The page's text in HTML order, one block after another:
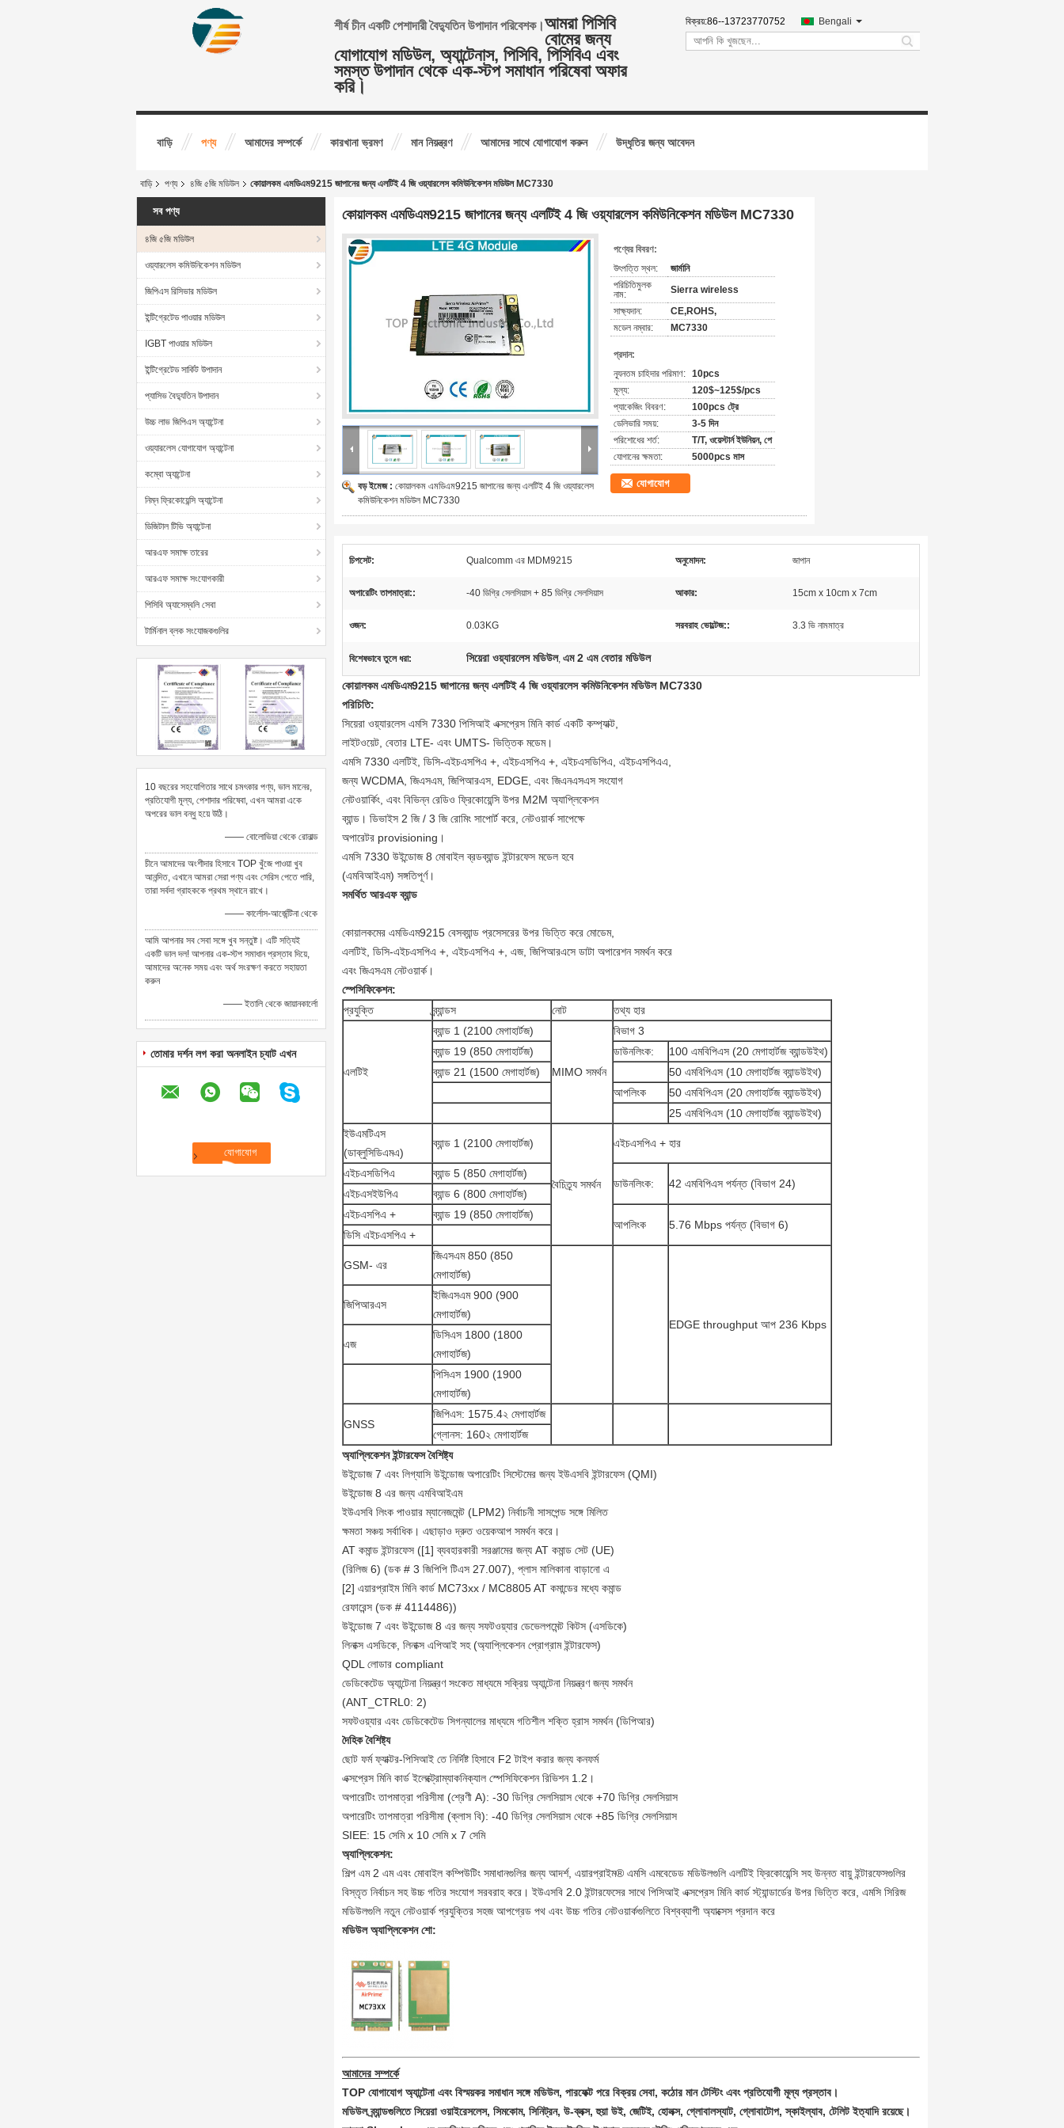
শীর্ষ চীন একটি পেশাদারী বৈদ্যুতিন উপাদান পরিবেশক।আমরা পিসিবি
বোমের জন্য
যোগাযোগ মডিউল, অ্যান্টেনাস, পিসিবি, পিসিবিএ এবং
সমস্ত উপাদান থেকে এক-স্টপ সমাধান পরিষেবা অফার
করি।
বিক্রয়:86--13723770752 Bengali
search
বাড়ি পণ্য আমাদের সম্পর্কে কারখানা ভ্রমণ মান নিয়ন্ত্রণ আমাদের সাথে যোগাযোগ করুন উদ্ধৃতির জন্য আবেদন
বাড়ি পণ্য ৪জি ৫জি মডিউল কোয়ালকম এমডিএম9215 জাপানের জন্য এলটিই 4 জি ওয়্যারলেস কমিউনিকেশন মডিউল MC7330
সব পণ্য
৪জি ৫জি মডিউল
ওয়্যারলেস কমিউনিকেশন মডিউল
জিপিএস রিসিভার মডিউল
ইন্টিগ্রেটেড পাওয়ার মডিউল
IGBT পাওয়ার মডিউল
ইন্টিগ্রেটেড সার্কিট উপাদান
প্যাসিভ বৈদ্যুতিন উপাদান
উচ্চ লাভ জিপিএস অ্যান্টেনা
ওয়্যারলেস যোগাযোগ অ্যান্টেনা
কম্বো অ্যান্টেনা
নিম্ন ফ্রিকোয়েন্সি অ্যান্টেনা
ডিজিটাল টিভি অ্যান্টেনা
আরএফ সমাক্ষ তারের
আরএফ সমাক্ষ সংযোগকারী
পিসিবি অ্যাসেম্বলি সেবা
টার্মিনাল ব্লক সংযোজকগুলির
10 বছরের সহযোগিতার সাথে চমৎকার পণ্য, ভাল মানের,
প্রতিযোগী মূল্য, পেশাদার পরিষেবা, এখন আমরা একে
অপরের ভাল বন্ধু হয়ে উঠি।
—— বোলোভিয়া থেকে রোনাল্ড
চীনে আমাদের অংশীদার হিসাবে TOP খুঁজে পাওয়া খুব
আনন্দিত, এখানে আমরা সেরা পণ্য এবং সেরিস পেতে পারি,
তারা সর্বদা গ্রাহককে প্রথম স্থানে রাখে।
—— কার্লোস-আর্জেন্টিনা থেকে
আমি আপনার সব সেবা সঙ্গে খুব সন্তুষ্ট। এটি সত্যিই
একটি ভাল দল! আপনার এক-স্টপ সমাধান প্রস্তাব দিয়ে,
আমাদের অনেক সময় এবং অর্থ সংরক্ষণ করতে সহায়তা
করুন
—— ইতালি থেকে জায়ানকার্লো
তোমার দর্শন লগ করা অনলাইন চ্যাট এখন
কোয়ালকম এমডিএম9215 জাপানের জন্য এলটিই 4 জি ওয়্যারলেস কমিউনিকেশন মডিউল MC7330
বড় ইমেজ : কোয়ালকম এমডিএম9215 জাপানের জন্য এলটিই 4 জি ওয়্যারলেস
কমিউনিকেশন মডিউল MC7330
পণ্যের বিবরণ:
উৎপত্তি স্থল:
জার্মানি
পরিচিতিমুলক
নাম:
Sierra wireless
সাক্ষ্যদান:
CE,ROHS,
মডেল নম্বার:
MC7330
প্রদান:
ন্যূনতম চাহিদার পরিমাণ: 10pcs
মূল্য:
120$~125$/pcs
প্যাকেজিং বিবরণ:
100pcs ট্রে
ডেলিভারি সময়:
3-5 দিন
পরিশোধের শর্ত:
T/T, ওয়েস্টার্ন ইউনিয়ন, পে
যোগানের ক্ষমতা:
5000pcs মাস
যোগাযোগ
চিপসেট: Qualcomm এর MDM9215 অনুমোদন: জাপান
অপারেটিং তাপমাত্রা:: -40 ডিগ্রি সেলসিয়াস + 85 ডিগ্রি সেলসিয়াস আকার: 15cm x 10cm x 7cm
ওজন: 0.03KG সরবরাহ ভোল্টেজ:: 3.3 ভি নামমাত্র
বিশেষভাবে তুলে ধরা: সিয়েরা ওয়্যারলেস মডিউল, এম 2 এম বেতার মডিউল
কোয়ালকম এমডিএম9215 জাপানের জন্য এলটিই 4 জি ওয়্যারলেস কমিউনিকেশন মডিউল MC7330
পরিচিতি:
সিয়েরা ওয়্যারলেস এমসি 7330 পিসিআই এক্সপ্রেস মিনি কার্ড একটি কম্প্যাক্ট,
লাইটওয়েট, বেতার LTE- এবং UMTS- ভিত্তিক মডেম।
এমসি 7330 এলটিই, ডিসি-এইচএসপিএ +, এইচএসপিএ +, এইচএসডিপিএ, এইচএসপিএএ,
জন্য WCDMA, জিএসএম, জিপিআরএস, EDGE, এবং জিএনএসএস সংযোগ
নেটওয়ার্কিং, এবং বিভিন্ন রেডিও ফ্রিকোয়েন্সি উপর M2M অ্যাপ্লিকেশন
ব্যান্ড। ডিভাইস 2 জি / 3 জি রোমিং সাপোর্ট করে, নেটওয়ার্ক সাপেক্ষে
অপারেটর provisioning।
এমসি 7330 উইন্ডোজ 8 মোবাইল ব্রডব্যান্ড ইন্টারফেস মডেল হবে
(এমবিআইএম) সঙ্গতিপূর্ণ।
সমর্থিত আরএফ ব্যান্ড
কোয়ালকমের এমডিএম9215 বেসব্যান্ড প্রসেসরের উপর ভিত্তি করে মোডেম,
এলটিই, ডিসি-এইচএসপিএ +, এইচএসপিএ +, এজ, জিপিআরএসে ডাটা অপারেশন সমর্থন করে
এবং জিএসএম নেটওয়ার্ক।
স্পেসিফিকেশন:
প্রযুক্তি
ব্র্যান্ডস নোট তথ্য হার
এলটিই
ব্যান্ড 1 (2100 মেগাহার্টজ)
MIMO সমর্থন
বিভাগ 3
ব্যান্ড 19 (850 মেগাহার্টজ)
ডাউনলিংক:
100 এমবিপিএস (20 মেগাহার্টজ ব্যান্ডউইথ)
ব্যান্ড 21 (1500 মেগাহার্টজ)
50 এমবিপিএস (10 মেগাহার্টজ ব্যান্ডউইথ)
আপলিংক
50 এমবিপিএস (20 মেগাহার্টজ ব্যান্ডউইথ)
25 এমবিপিএস (10 মেগাহার্টজ ব্যান্ডউইথ)
ইউএমটিএস
(ডাব্লুসিডিএমএ)
ব্যান্ড 1 (2100 মেগাহার্টজ)
বৈচিত্র্য সমর্থন
এইচএসপিএ + হার
এইচএসডিপিএ
ব্যান্ড 5 (850 মেগাহার্টজ)
ডাউনলিংক:
42 এমবিপিএস পর্যন্ত (বিভাগ 24)
এইচএসইউপিএ
ব্যান্ড 6 (800 মেগাহার্টজ)
এইচএসপিএ +
ব্যান্ড 19 (850 মেগাহার্টজ)
আপলিংক
5.76 Mbps পর্যন্ত (বিভাগ 6)
ডিসি এইচএসপিএ +
GSM- এর
জিএসএম 850 (850
মেগাহার্টজ)
EDGE throughput আপ 236 Kbps
জিপিআরএস
ইজিএসএম 900 (900
মেগাহার্টজ)
এজ
ডিসিএস 1800 (1800
মেগাহার্টজ)
পিসিএস 1900 (1900
মেগাহার্টজ)
GNSS
জিপিএস: 1575.4২ মেগাহার্টজ
গ্লোনস: 160২ মেগাহার্টজ
অ্যাপ্লিকেশন ইন্টারফেস বৈশিষ্ট্য
উইন্ডোজ 7 এবং লিগ্যাসি উইন্ডোজ অপারেটিং সিস্টেমের জন্য ইউএসবি ইন্টারফেস (QMI)
উইন্ডোজ 8 এর জন্য এমবিআইএম
ইউএসবি লিংক পাওয়ার ম্যানেজমেন্ট (LPM2) নির্বাচনী সাসপেন্ড সঙ্গে মিলিত
ক্ষমতা সঞ্চয় সর্বাধিক। এছাড়াও দ্রুত ওয়েকআপ সমর্থন করে।
AT কমান্ড ইন্টারফেস ([1] ব্যবহারকারী সরঞ্জামের জন্য AT কমান্ড সেট (UE)
(রিলিজ 6) (ডক # 3 জিপিপি টিএস 27.007), প্লাস মালিকানা বাড়ানো এ
[2] এয়ারপ্রাইম মিনি কার্ড MC73xx / MC8805 AT কমান্ডের মধ্যে কমান্ড
রেফারেন্স (ডক # 4114486))
উইন্ডোজ 7 এবং উইন্ডোজ 8 এর জন্য সফটওয়্যার ডেভেলপমেন্ট কিটস (এসডিকে)
লিনাক্স এসডিকে, লিনাক্স এপিআই সহ (অ্যাপ্লিকেশন প্রোগ্রাম ইন্টারফেস)
QDL লোডার compliant
ডেডিকেটেড অ্যান্টেনা নিয়ন্ত্রণ সংকেত মাধ্যমে সক্রিয় অ্যান্টেনা নিয়ন্ত্রণ জন্য সমর্থন
(ANT_CTRL0: 2)
সফটওয়্যার এবং ডেডিকেটেড সিগন্যালের মাধ্যমে গতিশীল শক্তি হ্রাস সমর্থন (ডিপিআর)
দৈহিক বৈশিষ্ট্য
ছোট ফর্ম ফ্যাক্টর-পিসিআই তে নির্দিষ্ট হিসাবে F2 টাইপ করার জন্য কনফর্ম
এক্সপ্রেস মিনি কার্ড ইলেক্ট্রোম্যাকনিক্যাল স্পেসিফিকেশন রিভিশন 1.2।
অপারেটিং তাপমাত্রা পরিসীমা (শ্রেণী A): -30 ডিগ্রি সেলসিয়াস থেকে +70 ডিগ্রি সেলসিয়াস
অপারেটিং তাপমাত্রা পরিসীমা (ক্লাস বি): -40 ডিগ্রি সেলসিয়াস থেকে +85 ডিগ্রি সেলসিয়াস
SIEE: 15 সেমি x 10 সেমি x 7 সেমি
অ্যাপ্লিকেশন:
শিল্প এম 2 এম এবং মোবাইল কম্পিউটিং সমাধানগুলির জন্য আদর্শ, এয়ারপ্রাইম® এমসি এমবেডেড মডিউলগুলি এলটিই ফ্রিকোয়েন্সি সহ উন্নত বায়ু ইন্টারফেসগুলির
বিস্তৃত নির্বাচন সহ উচ্চ গতির সংযোগ সরবরাহ করে। ইউএসবি 2.0 ইন্টারফেসের সাথে পিসিআই এক্সপ্রেস মিনি কার্ড স্ট্যান্ডার্ডের উপর ভিত্তি করে, এমসি সিরিজ
মডিউলগুলি নতুন নেটওয়ার্ক প্রযুক্তির সহজ আপগ্রেড পথ এবং উচ্চ গতির নেটওয়ার্কগুলিতে বিশ্বব্যাপী অ্যাক্সেস প্রদান করে
মডিউল অ্যাপ্লিকেশন শো:
আমাদের সম্পর্কে
TOP যোগাযোগ অ্যান্টেনা এবং বিস্ময়কর সমাধান সঙ্গে মডিউল, পারফেক্ট পরে বিক্রয় সেবা, কঠোর মান টেস্টিং এবং প্রতিযোগী মূল্য প্রস্তাব।
মডিউল ব্র্যান্ডগুলিতে সিয়েরা ওয়াইরেসলেস, সিমকোম, সিনিট্রন, উ-ব্লক্স, হুয়া উই, জেটিই, হোলক্স, গ্লোবালস্যাট, গ্লোবাটোপ, স্কাইল্যাব, টেলিট ইত্যাদি রয়েছে।